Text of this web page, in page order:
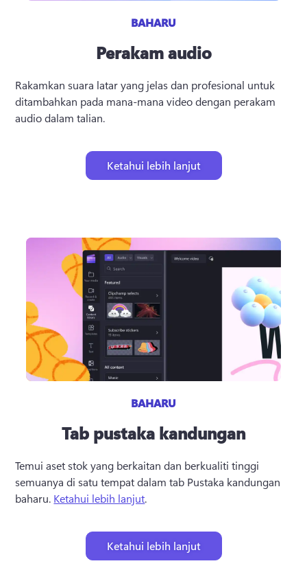
BAHARU
Perakam audio
Rakamkan suara latar yang jelas dan profesional untuk
ditambahkan pada mana-mana video dengan perakam
audio dalam talian.
Ketahui lebih lanjut
BAHARU
Tab pustaka kandungan
Temui aset stok yang berkaitan dan berkualiti tinggi
semuanya di satu tempat dalam tab Pustaka kandungan
baharu. Ketahui lebih lanjut.
Ketahui lebih lanjut